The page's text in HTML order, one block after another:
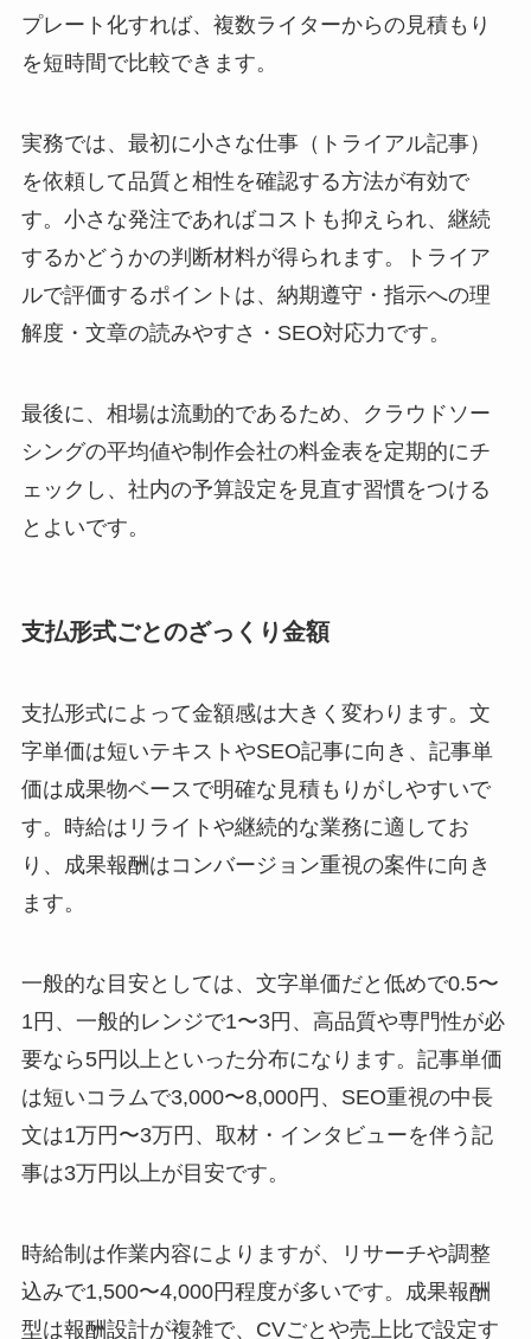
プレート化すれば、複数ライターからの見積もり
を短時間で比較できます。
実務では、最初に小さな仕事（トライアル記事）
を依頼して品質と相性を確認する方法が有効で
す。小さな発注であればコストも抑えられ、継続
するかどうかの判断材料が得られます。トライア
ルで評価するポイントは、納期遵守・指示への理
解度・文章の読みやすさ・SEO対応力です。
最後に、相場は流動的であるため、クラウドソー
シングの平均値や制作会社の料金表を定期的にチ
ェックし、社内の予算設定を見直す習慣をつける
とよいです。
支払形式ごとのざっくり金額
支払形式によって金額感は大きく変わります。文
字単価は短いテキストやSEO記事に向き、記事単
価は成果物ベースで明確な見積もりがしやすいで
す。時給はリライトや継続的な業務に適してお
り、成果報酬はコンバージョン重視の案件に向き
ます。
一般的な目安としては、文字単価だと低めで0.5〜
1円、一般的レンジで1〜3円、高品質や専門性が必
要なら5円以上といった分布になります。記事単価
は短いコラムで3,000〜8,000円、SEO重視の中長
文は1万円〜3万円、取材・インタビューを伴う記
事は3万円以上が目安です。
時給制は作業内容によりますが、リサーチや調整
込みで1,500〜4,000円程度が多いです。成果報酬
型は報酬設計が複雑で、CVごとや売上比で設定す